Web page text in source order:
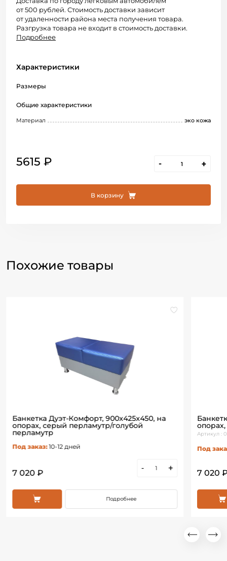
5615 ₽ - +
В корзину
от 500 рублей. Стоимость доставки зависит
от удаленности района места получения товара.
Разгрузка товара не входит в стоимость доставки.
Подробнее
Характеристики
Размеры
Общие характеристики
Материал эко кожа
Похожие товары
Банкетка Дуэт-Комфорт, 900х425х450, на
опорах, серый перламутр/голубой
перламутр
Под заказ: 10-12 дней
7 020 ₽
- +
Подробнее
Артикул :
Под
7 020